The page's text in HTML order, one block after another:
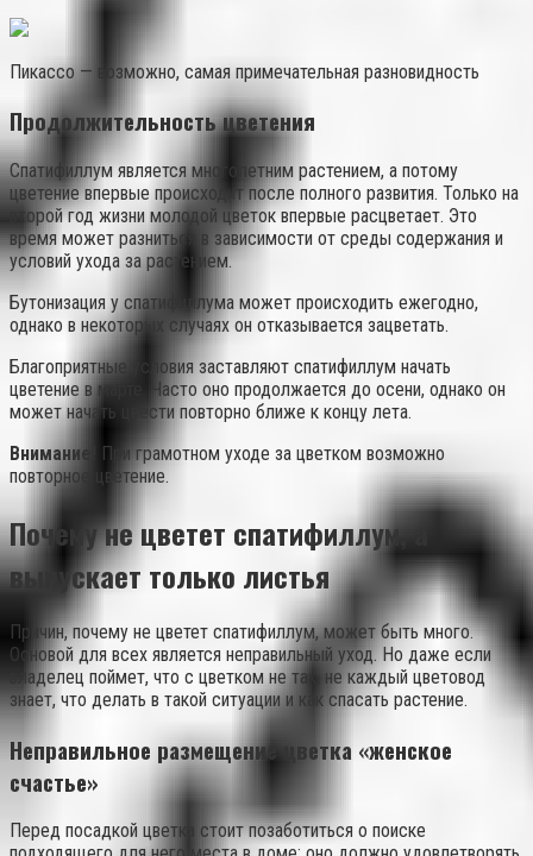
Пикассо — возможно, самая примечательная разновидность
Продолжительность цветения
Спатифиллум является многолетним растением, а потому
цветение впервые происходит после полного развития. Только на
второй год жизни молодой цветок впервые расцветает. Это
время может разниться в зависимости от среды содержания и
условий ухода за растением.
Бутонизация у спатифиллума может происходить ежегодно,
однако в некоторых случаях он отказывается зацветать.
Благоприятные условия заставляют спатифиллум начать
цветение в марте. Часто оно продолжается до осени, однако он
может начать цвести повторно ближе к концу лета.
Внимание!
При грамотном уходе за цветком возможно
повторное цветение.
Почему не цветет спатифиллум, а
выпускает только листья
Причин, почему не цветет спатифиллум, может быть много.
Основой для всех является неправильный уход. Но даже если
владелец поймет, что с цветком не так, не каждый цветовод
знает, что делать в такой ситуации и как спасать растение.
Неправильное размещение цветка «женское
счастье»
Перед посадкой цветка стоит позаботиться о поиске